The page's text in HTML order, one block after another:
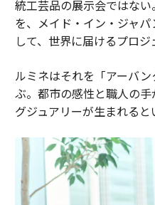
統工芸品の展示会ではな
を、メイド・イン・ジャ
して、世界に届けるプロジ
ルミネはそれを「アーバ
ぶ。都市の感性と職人の
グジュアリーが生まれると